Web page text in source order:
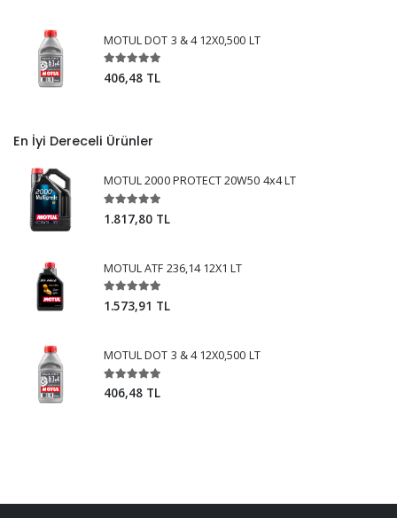
MOTUL DOT 3 & 4 12X0,500 LT
406,48 TL
En İyi Dereceli Ürünler
MOTUL 2000 PROTECT 20W50 4x4 LT
1.817,80 TL
MOTUL ATF 236,14 12X1 LT
1.573,91 TL
MOTUL DOT 3 & 4 12X0,500 LT
406,48 TL